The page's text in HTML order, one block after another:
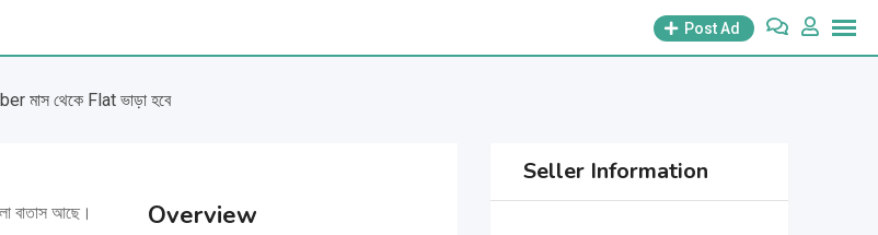
Post Ad
মাস থেকে Flat ভাড়া হবে
বাতাস আছে। Overview
Seller Information